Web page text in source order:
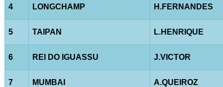
4 LONGCHAMP H.FERNANDES
5 TAIPAN L.HENRIQUE
6 REI DO IGUASSU J.VICTOR
7 MUMBAI A.QUEIROZ